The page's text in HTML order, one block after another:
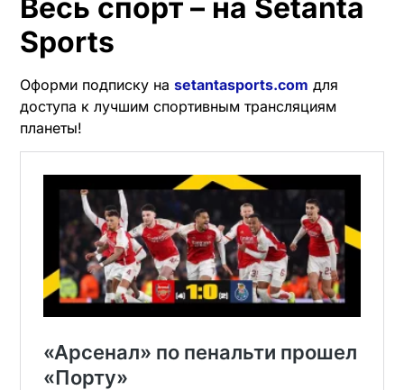
Весь спорт – на Setanta
Sports
Оформи подписку на setantasports.com для
доступа к лучшим спортивным трансляциям
планеты!